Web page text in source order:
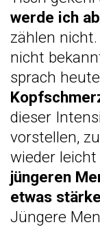
werde ich
zählen
nicht
sprach
dieser
vorstellen,
wieder
jüngeren
etwas
Jüngere